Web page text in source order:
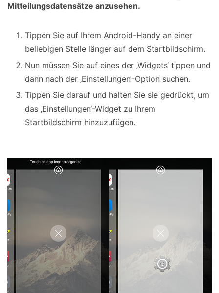
Mitteilungsdatensätze anzusehen.
Tippen Sie auf Ihrem Android-Handy an einer
beliebigen Stelle länger auf dem Startbildschirm.
Nun müssen Sie auf eines der ‚Widgets‘ tippen und
dann nach der ‚Einstellungen‘-Option suchen.
Tippen Sie darauf und halten Sie sie gedrückt, um
das ‚Einstellungen‘-Widget zu Ihrem
Startbildschirm hinzuzufügen.